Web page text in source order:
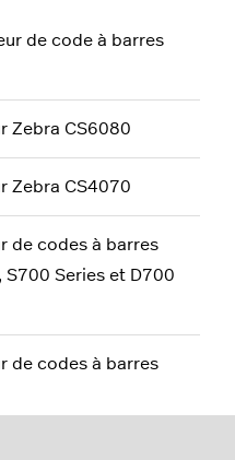
de code à barres
Zebra CS6080
Zebra CS4070
de codes à barres
Series et D700
de codes à barres